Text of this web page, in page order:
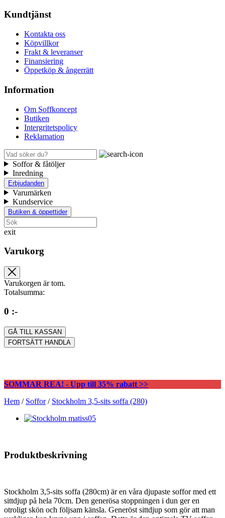
Kundtjänst
Kontakta oss
Köpvillkor
Frakt & leveranser
Finansiering
Öppetköp & ångerrätt
Information
Om Soffkoncept
Butiken
Intergritetspolicy
Reklamation
Soffor & fåtöljer
Inredning
Erbjudanden
Varumärken
Kundservice
Butiken & öppettider
exit
Varukorg
Varukorgen är tom.
Totalsumma:
0 :-
GÅ TILL KASSAN
FORTSÄTT HANDLA
SOMMAR REA! - Upp till 35% rabatt >>
Hem / Soffor / Stockholm 3,5-sits soffa (280)
Produktbeskrivning
Stockholm 3,5-sits soffa (280cm) är en våra djupaste soffor med ett
sittdjup på hela 70cm. Den generösa stoppningen i dun ger en
otroligt skön och följsam känsla. Generöst sittdjup som gör att man